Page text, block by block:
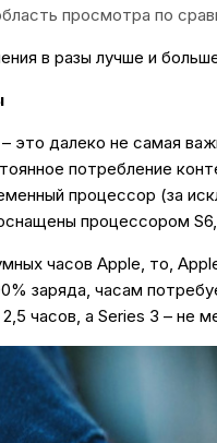
просмотра по
в разы лучше и
это далеко не самая
потребление
процессор (за
процессором
часов Apple, то,
заряда, часам
часов, а Series 3 – не